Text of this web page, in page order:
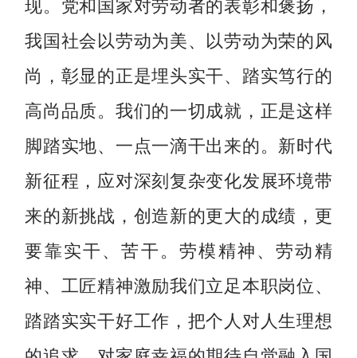
我国社会以劳动为美、以劳动为荣的风
尚，彰显的正是埋头实干、踏实笃行的
高尚品质。我们的一切成就，正是这样
脚踏实地、一点一滴干出来的。新时代
新征程，应对深刻复杂变化发展环境带
来的新挑战，创造新的更大的成绩，更
要靠实干、苦干。劳模精神、劳动精
神、工匠精神激励我们立足本职岗位、
踏踏实实干好工作，把个人对人生理想